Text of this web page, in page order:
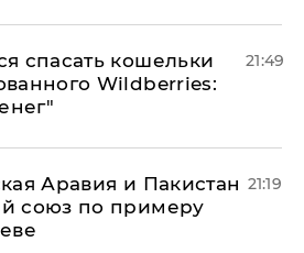
спасать кошельки
Wildberries:
21:49
Аравия и Пакистан
союз по примеру
21:19